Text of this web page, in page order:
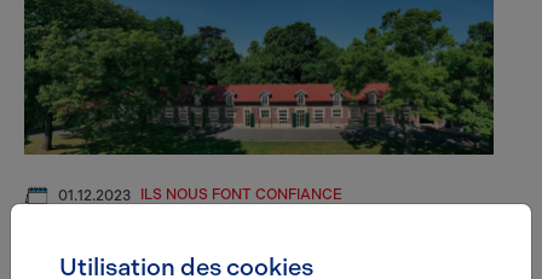
01.12.2023 ILS NOUS FONT CONFIANCE
Utilisation des cookies